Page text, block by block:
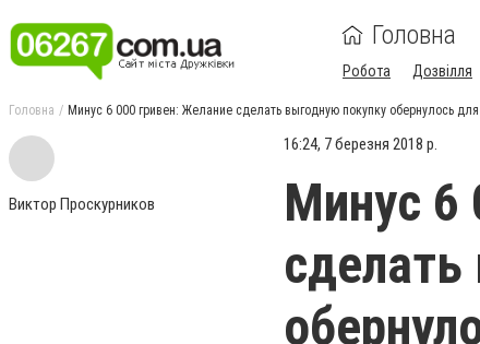
Головна
Робота Дозвілля
Головна Минус 6 000 гривен: Желание сделать выгодную покупку обернулось
Виктор Проскурников
16:24, 7 березня 2018 р.
Минус 6